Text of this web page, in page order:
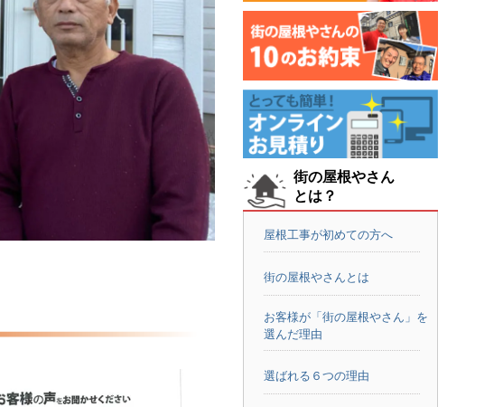
街の屋根やさん
とは？
屋根工事が初めての方へ
街の屋根やさんとは
お客様が「街の屋根やさん」を
選んだ理由
選ばれる６つの理由